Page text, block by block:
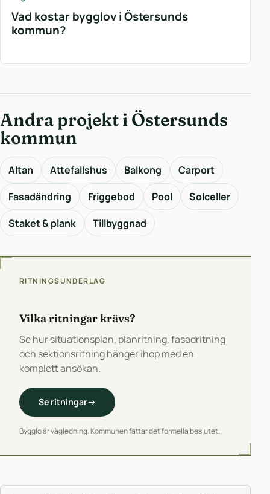
Vad kostar bygglov i Östersunds
kommun?
Andra projekt i Östersunds
kommun
Altan Attefallshus Balkong
Carport
Fasadändring
Friggebod Pool
Solceller
Staket & plank
Tillbyggnad
RITNINGSUNDERLAG
Vilka ritningar krävs?
Se hur situationsplan, planritning, fasadritning
och sektionsritning hänger ihop med en
komplett ansökan.
Se ritningar→
Bygglo är vägledning. Kommunen fattar det formella beslutet.